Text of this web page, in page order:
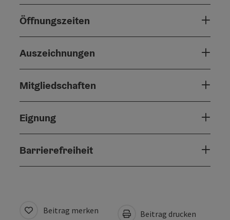
Öffnungszeiten
Auszeichnungen
Mitgliedschaften
Eignung
Barrierefreiheit
Beitrag merken Beitrag drucken